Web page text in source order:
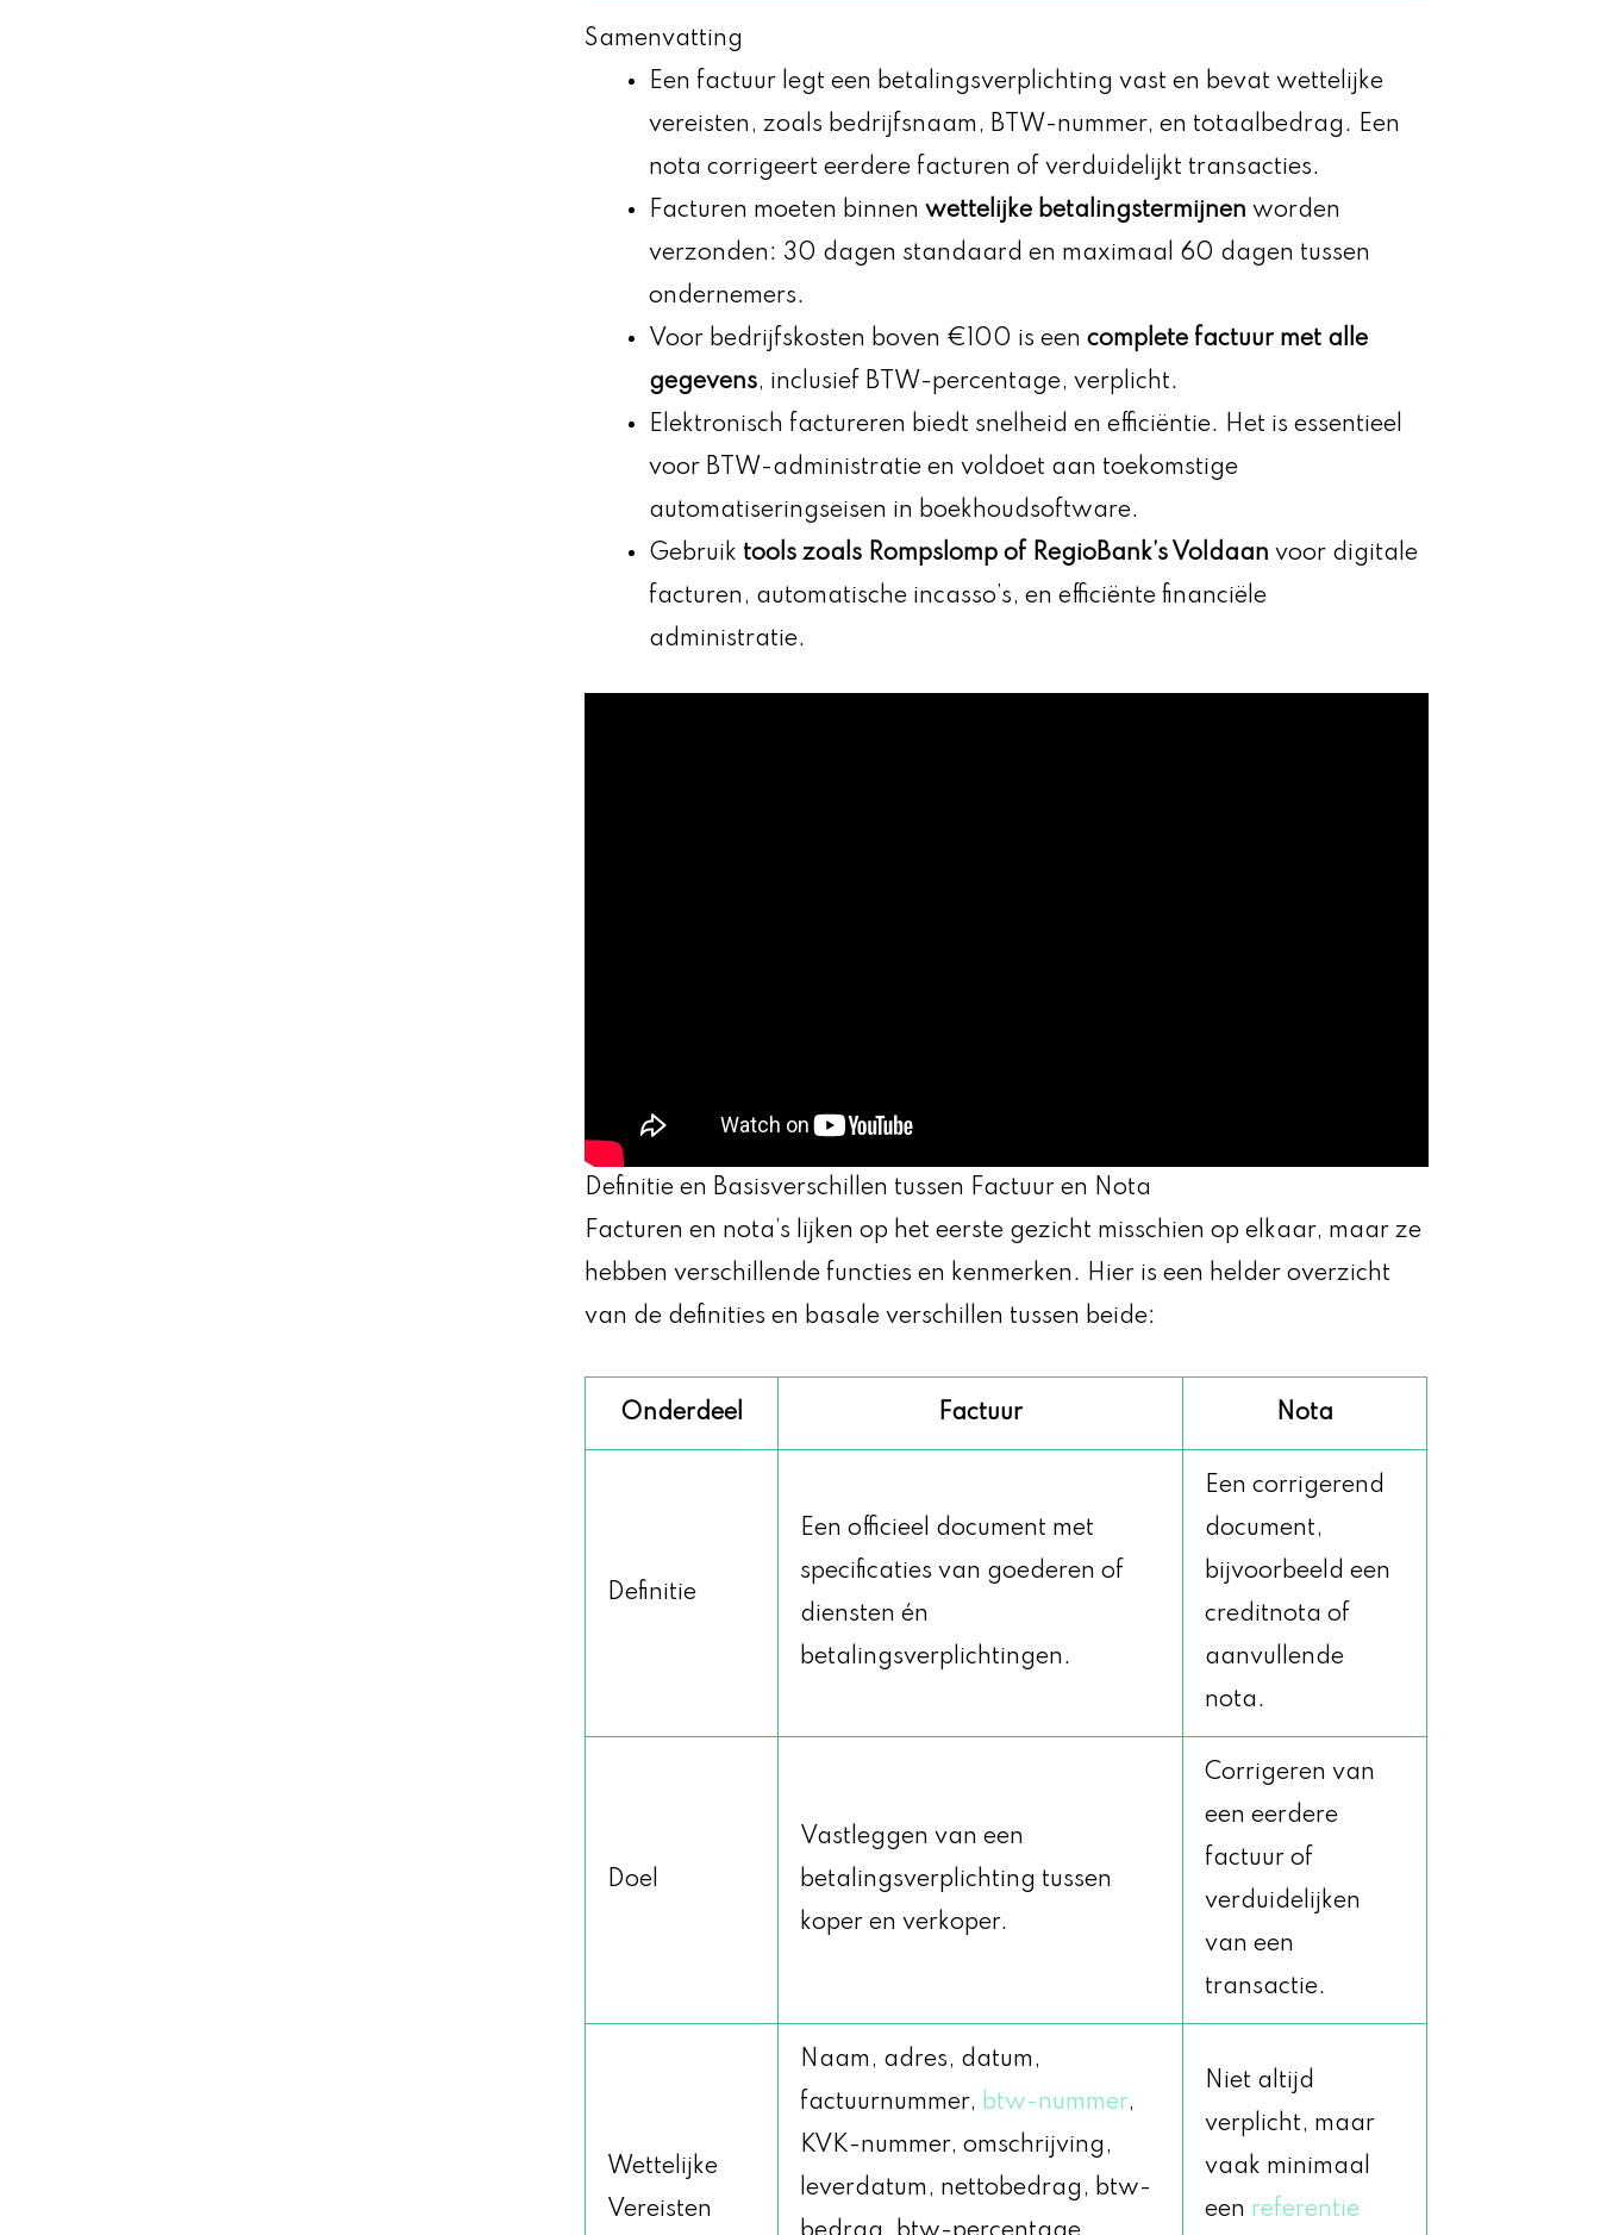
Samenvatting
Een factuur legt een betalingsverplichting vast en bevat wettelijke
vereisten, zoals bedrijfsnaam, BTW-nummer, en totaalbedrag. Een
nota corrigeert eerdere facturen of verduidelijkt transacties.
Facturen moeten binnen wettelijke betalingstermijnen worden
verzonden: 30 dagen standaard en maximaal 60 dagen tussen
ondernemers.
Voor bedrijfskosten boven €100 is een complete factuur met alle
gegevens, inclusief BTW-percentage, verplicht.
Elektronisch factureren biedt snelheid en efficiëntie. Het is essentieel
voor BTW-administratie en voldoet aan toekomstige
automatiseringseisen in boekhoudsoftware.
Gebruik tools zoals Rompslomp of RegioBank’s Voldaan voor digitale
facturen, automatische incasso’s, en efficiënte financiële
administratie.
Definitie en Basisverschillen tussen Factuur en Nota
Facturen en nota’s lijken op het eerste gezicht misschien op elkaar, maar ze
hebben verschillende functies en kenmerken. Hier is een helder overzicht
van de definities en basale verschillen tussen beide:
Onderdeel Factuur Nota
Definitie
Een officieel document met
specificaties van goederen of
diensten én
betalingsverplichtingen.
Een corrigerend
document,
bijvoorbeeld een
creditnota of
aanvullende
nota.
Doel
Vastleggen van een
betalingsverplichting tussen
koper en verkoper.
Corrigeren van
een eerdere
factuur of
verduidelijken
van een
transactie.
Wettelijke
Vereisten
Naam, adres, datum,
factuurnummer, btw-nummer,
KVK-nummer, omschrijving,
leverdatum, nettobedrag, btw-
Niet altijd
verplicht, maar
vaak minimaal
een referentie